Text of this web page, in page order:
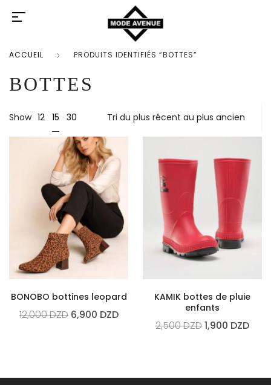
ACCUEIL PRODUITS IDENTIFIÉS “BOTTES”
BOTTES
Show 12 15 30
BONOBO bottines leopard
12,000DZD 6,900 DZD
KAMIK bottes de pluie
enfants
2,500DZD1,900 DZD